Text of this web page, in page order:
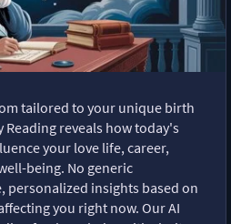
tailored to your unique birth
Reading reveals how today's
your love life, career,
being. No generic
insights based on
you right now. Our AI